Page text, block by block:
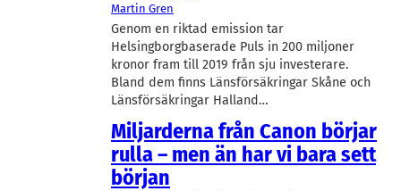
Martin Gren
Genom en riktad emission tar
Helsingborgbaserade Puls in 200 miljoner
kronor fram till 2019 från sju investerare.
Bland dem finns Länsförsäkringar Skåne och
Länsförsäkringar Halland…
Miljarderna från Canon börjar
rulla – men än har vi bara sett
början